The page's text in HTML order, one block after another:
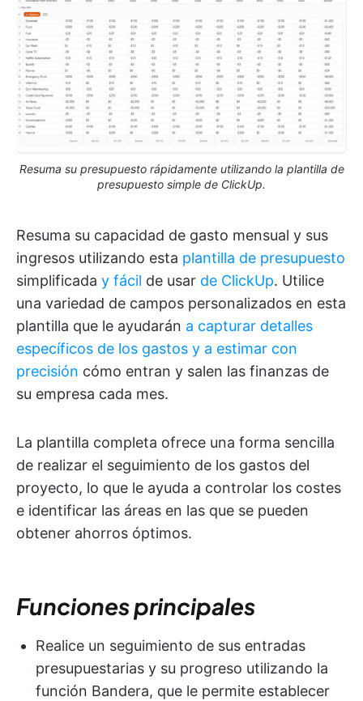
Resuma su presupuesto rápidamente utilizando la plantilla de
presupuesto simple de ClickUp.
Resuma su capacidad de gasto mensual y sus
ingresos utilizando esta plantilla de presupuesto
simplificada y fácil de usar de ClickUp. Utilice
una variedad de campos personalizados en esta
plantilla que le ayudarán a capturar detalles
específicos de los gastos y a estimar con
precisión cómo entran y salen las finanzas de
su empresa cada mes.
La plantilla completa ofrece una forma sencilla
de realizar el seguimiento de los gastos del
proyecto, lo que le ayuda a controlar los costes
e identificar las áreas en las que se pueden
obtener ahorros óptimos.
Funciones principales
Realice un seguimiento de sus entradas
presupuestarias y su progreso utilizando la
función Bandera, que le permite establecer